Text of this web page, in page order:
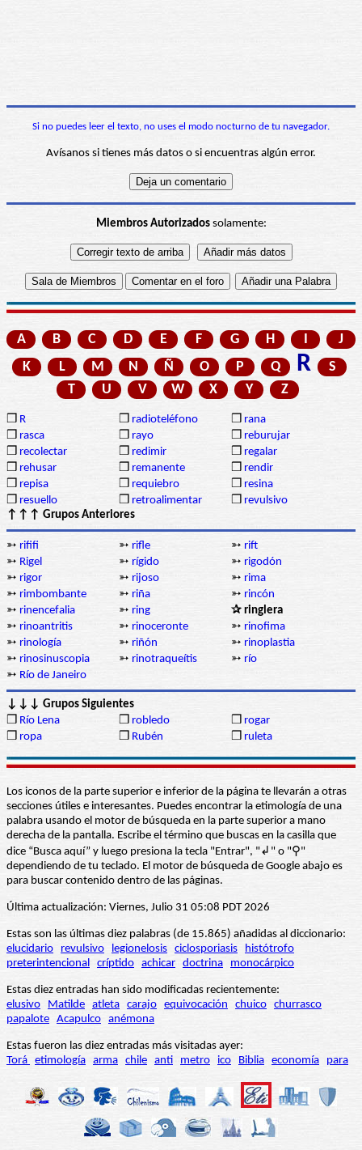
Si no puedes leer el texto, no uses el modo nocturno de tu navegador.
Avísanos si tienes más datos o si encuentras algún error.
Miembros Autorizadossolamente:
A B C D E F G H I
J
K
L M N Ñ O P Q R
S
T
U V W X Y Z
❒ R ❒ radioteléfono ❒ rana
❒ rasca ❒ rayo ❒ reburujar
❒ recolectar ❒ redimir ❒ regalar
❒ rehusar ❒ remanente ❒ rendir
❒ repisa ❒ requiebro ❒ resina
❒ resuello ❒ retroalimentar ❒ revulsivo
↑↑↑ Grupos Anteriores
➳ rififi ➳ rifle ➳ rift
➳ Rigel ➳ rígido ➳ rigodón
➳ rigor ➳ rijoso ➳ rima
➳ rimbombante ➳ riña ➳ rincón
➳ rinencefalia ➳ ring
✰ ringlera
➳ rinoantritis ➳ rinoceronte ➳ rinofima
➳ rinología ➳ riñón ➳ rinoplastia
➳ rinosinuscopia ➳ rinotraqueítis ➳ río
➳ Río de Janeiro
↓↓↓ Grupos Siguientes
❒ Río Lena ❒ robledo ❒ rogar
❒ ropa ❒ Rubén ❒ ruleta
Los iconos de la parte superior e inferior de la página te llevarán a otras
secciones útiles e interesantes. Puedes encontrar la etimología de una
palabra usando el motor de búsqueda en la parte superior a mano
derecha de la pantalla. Escribe el término que buscas en la casilla que
dice “Busca aquí” y luego presiona la tecla "Entrar", "↲" o "⚲"
dependiendo de tu teclado. El motor de búsqueda de Google abajo es
para buscar contenido dentro de las páginas.
Última actualización: Viernes, Julio 31 05:08 PDT 2026
Estas son las últimas diez palabras (de 15.865) añadidas al diccionario:
elucidario
revulsivo legionelosis ciclosporiasis
histótrofo
preterintencional críptido achicar doctrina monocárpico
Estas diez entradas han sido modificadas recientemente:
elusivo
Matilde atleta carajo equivocación chuico churrasco
papalote Acapulco anémona
Estas fueron las diez entradas más visitadas ayer:
Torá etimología arma chile anti metro ico Biblia economía para